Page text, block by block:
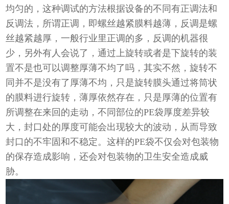
均匀的，这种调试的方法根据设备的不同有正调法和
反调法，所谓正调，即螺丝越紧膜料越薄，反调是螺
丝越紧越厚，一般行业里正调的多，反调的机器很
少，另外有人会说了，通过上旋转或者是下旋转的装
置不是也可以调整厚薄不均了吗，其实不然，旋转不
同并不是没有了厚薄不均，只是旋转膜头通过将筒状
的膜料进行旋转，薄厚依然存在，只是厚薄的位置有
所调整在来回的走动，不同部位的PE袋厚度差异较
大，封口处的厚度可能会出现较大的波动，从而导致
封口的不牢固和不稳定。这样的PE袋不仅会对包装物
的保存造成影响，还会对包装物的卫生安全造成威
胁。